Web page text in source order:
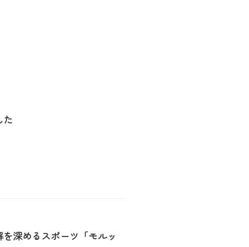
た
深めるスポーツ「モルッ